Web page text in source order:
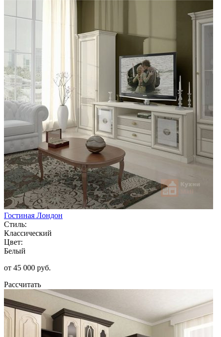
Гостиная Лондон
Стиль:
Классический
Цвет:
Белый
от 45 000 руб.
Рассчитать